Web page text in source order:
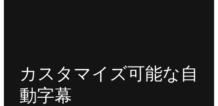
カスタマイズ可能な自
動字幕